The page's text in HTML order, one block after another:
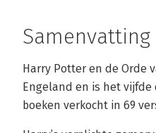
Samenvatting
Harry Potter en de Orde
Engeland en is het vijfde
boeken verkocht in 69